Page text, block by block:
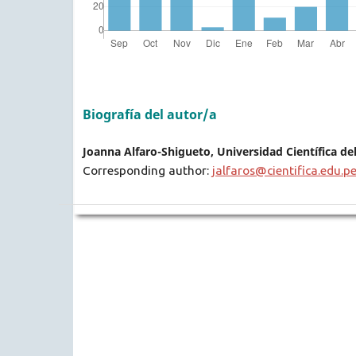
Biografía del autor/a
Joanna Alfaro-Shigueto, Universidad Científica
Corresponding author: jalfaros@cientifica.edu.pe